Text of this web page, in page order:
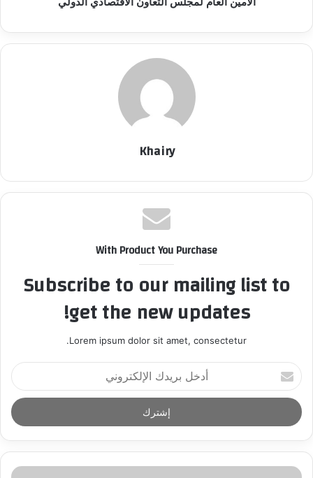
Khairy
With Product You Purchase
Subscribe to our mailing list to
get the new updates!
Lorem ipsum dolor sit amet, consectetur.
أ
د
خ
ل
ر
د